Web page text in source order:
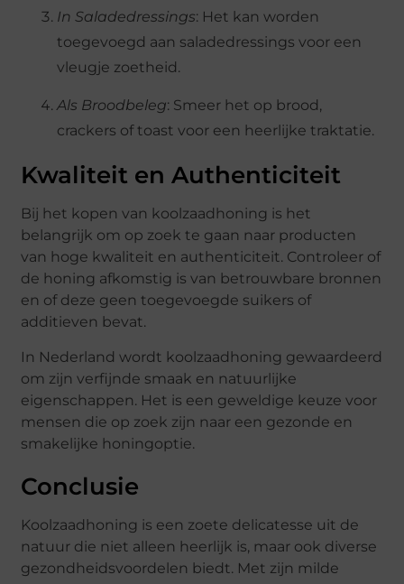
In Saladedressings: Het kan worden
toegevoegd aan saladedressings voor een
vleugje zoetheid.
Als Broodbeleg: Smeer het op brood,
crackers of toast voor een heerlijke traktatie.
Kwaliteit en Authenticiteit
Bij het kopen van koolzaadhoning is het
belangrijk om op zoek te gaan naar producten
van hoge kwaliteit en authenticiteit. Controleer of
de honing afkomstig is van betrouwbare bronnen
en of deze geen toegevoegde suikers of
additieven bevat.
In Nederland wordt koolzaadhoning gewaardeerd
om zijn verfijnde smaak en natuurlijke
eigenschappen. Het is een geweldige keuze voor
mensen die op zoek zijn naar een gezonde en
smakelijke honingoptie.
Conclusie
Koolzaadhoning is een zoete delicatesse uit de
natuur die niet alleen heerlijk is, maar ook diverse
gezondheidsvoordelen biedt. Met zijn milde